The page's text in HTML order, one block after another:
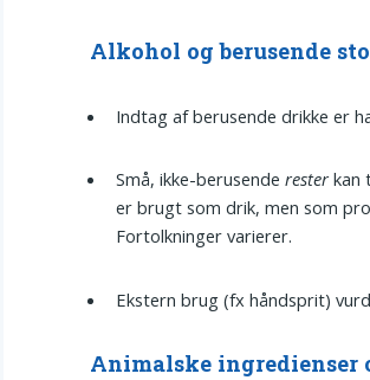
Alkohol og berusende
Indtag af berusende drikke er
Små, ikke-berusenderester kan
er brugt som drik, men som
Fortolkninger varierer.
Ekstern brug (fx håndsprit)
Animalske